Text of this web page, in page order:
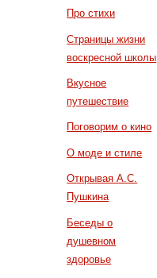
Про стихи
Страницы жизни
воскресной школы
Вкусное
путешествие
Поговорим о кино
О моде и стиле
Открывая А.С.
Пушкина
Беседы о
душевном
здоровье